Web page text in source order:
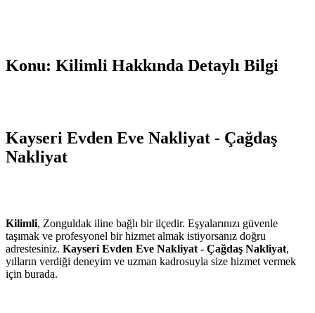
Konu: Kilimli Hakkında Detaylı Bilgi
Kayseri Evden Eve Nakliyat - Çağdaş
Nakliyat
Kilimli, Zonguldak iline bağlı bir ilçedir. Eşyalarınızı güvenle
taşımak ve profesyonel bir hizmet almak istiyorsanız doğru
adrestesiniz. Kayseri Evden Eve Nakliyat - Çağdaş Nakliyat,
yılların verdiği deneyim ve uzman kadrosuyla size hizmet vermek
için burada.